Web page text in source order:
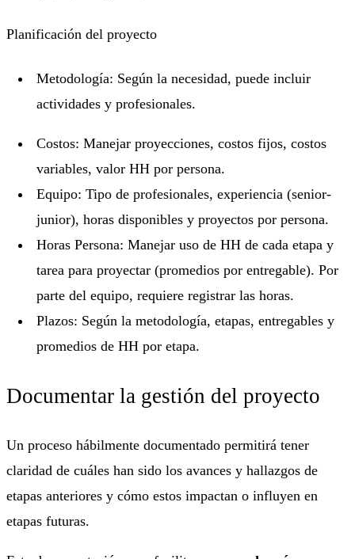
Planificación del proyecto
Metodología: Según la necesidad, puede incluir
actividades y profesionales.
Costos: Manejar proyecciones, costos fijos, costos
variables, valor HH por persona.
Equipo: Tipo de profesionales, experiencia (senior-
junior), horas disponibles y proyectos por persona.
Horas Persona: Manejar uso de HH de cada etapa y
tarea para proyectar (promedios por entregable). Por
parte del equipo, requiere registrar las horas.
Plazos: Según la metodología, etapas, entregables y
promedios de HH por etapa.
Documentar la gestión del proyecto
Un proceso hábilmente documentado permitirá tener
claridad de cuáles han sido los avances y hallazgos de
etapas anteriores y cómo estos impactan o influyen en
etapas futuras.